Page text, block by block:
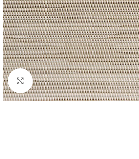
Click to enlarge